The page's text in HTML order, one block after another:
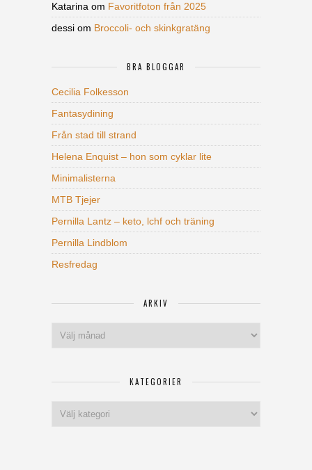
Katarina om Favoritfoton från 2025
dessi om Broccoli- och skinkgratäng
BRA BLOGGAR
Cecilia Folkesson
Fantasydining
Från stad till strand
Helena Enquist – hon som cyklar lite
Minimalisterna
MTB Tjejer
Pernilla Lantz – keto, lchf och träning
Pernilla Lindblom
Resfredag
ARKIV
KATEGORIER